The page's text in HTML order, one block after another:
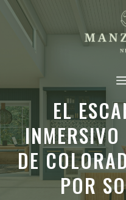
Saltar
contenido
EL
DE
POR